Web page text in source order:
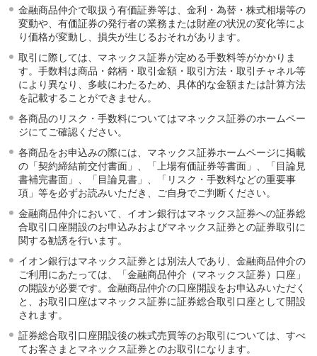
金融商品仲介で取扱う有価証券等は、金利・為替・株式相場等の
変動や、有価証券の発行者の業務または財産の状況の変化等によ
り価格が変動し、損失が生じるおそれがあります。
取引に際しては、マネックス証券が定める手数料等がかかりま
す。手数料は商品・銘柄・取引金額・取引方法・取引チャネル等
により異なり、多岐にわたるため、具体的な金額または計算方法
を記載することができません。
各商品のリスク・手数料についてはマネックス証券のホームペー
ジにてご確認ください。
各商品をお申込みの際には、マネックス証券ホームページに掲載
の「契約締結前交付書面」、「上場有価証券等書面」、「目論見
書補完書面」、「目論見書」、「リスク・手数料などの重要事
項」等を必ずお読みいただき、ご自身でご判断ください。
金融商品仲介において、イオン銀行はマネックス証券への証券総
合取引口座開設のお申込みおよびマネックス証券との証券取引に
関する勧誘を行います。
イオン銀行はマネックス証券とは別法人であり、金融商品仲介の
ご利用にあたっては、「金融商品仲介（マネックス証券）口座」
の開設が必要です。金融商品仲介の口座開設をお申込みいただく
と、お取引口座はマネックス証券に証券総合取引口座として開設
されます。
証券総合取引口座開設後の株式売買等のお取引については、すべ
てお客さまとマネックス証券とのお取引になります。